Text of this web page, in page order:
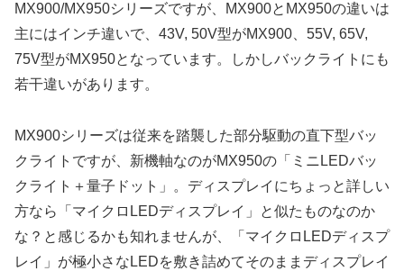
MX900/MX950シリーズですが、MX900とMX950の違いは
主にはインチ違いで、43V, 50V型がMX900、55V, 65V,
75V型がMX950となっています。しかしバックライトにも
若干違いがあります。
MX900シリーズは従来を踏襲した部分駆動の直下型バッ
クライトですが、新機軸なのがMX950の「ミニLEDバッ
クライト＋量子ドット」。ディスプレイにちょっと詳しい
方なら「マイクロLEDディスプレイ」と似たものなのか
な？と感じるかも知れませんが、「マイクロLEDディスプ
レイ」が極小さなLEDを敷き詰めてそのままディスプレイ